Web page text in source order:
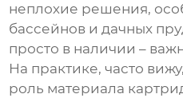
неплохие решения,
бассейнов и дачных
просто в наличии –
На практике, часто
роль материала